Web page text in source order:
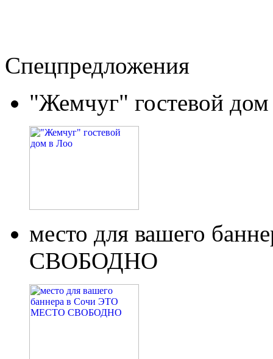
Спецпредложения
"Жемчуг" гостевой
место для вашего
СВОБОДНО